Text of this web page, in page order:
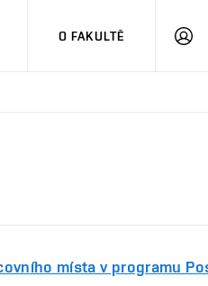
O FAKULTĚ
místa v programu